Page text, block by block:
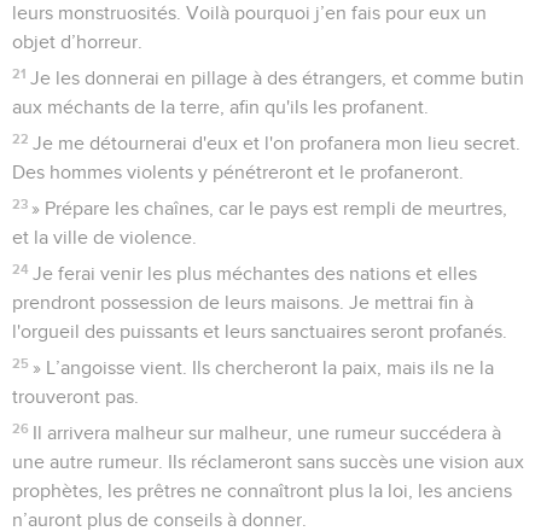
leurs monstruosités. Voilà pourquoi j’en fais pour eux un
objet d’horreur.
21 Je les donnerai en pillage à des étrangers, et comme butin
aux méchants de la terre, afin qu'ils les profanent.
22 Je me détournerai d'eux et l'on profanera mon lieu secret.
Des hommes violents y pénétreront et le profaneront.
23 » Prépare les chaînes, car le pays est rempli de meurtres,
et la ville de violence.
24 Je ferai venir les plus méchantes des nations et elles
prendront possession de leurs maisons. Je mettrai fin à
l'orgueil des puissants et leurs sanctuaires seront profanés.
25 » L’angoisse vient. Ils chercheront la paix, mais ils ne la
trouveront pas.
26 Il arrivera malheur sur malheur, une rumeur succédera à
une autre rumeur. Ils réclameront sans succès une vision aux
prophètes, les prêtres ne connaîtront plus la loi, les anciens
n’auront plus de conseils à donner.